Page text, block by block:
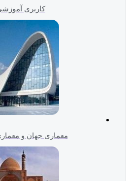
کاربری آموزشی(131)
معماری جهان و معماری